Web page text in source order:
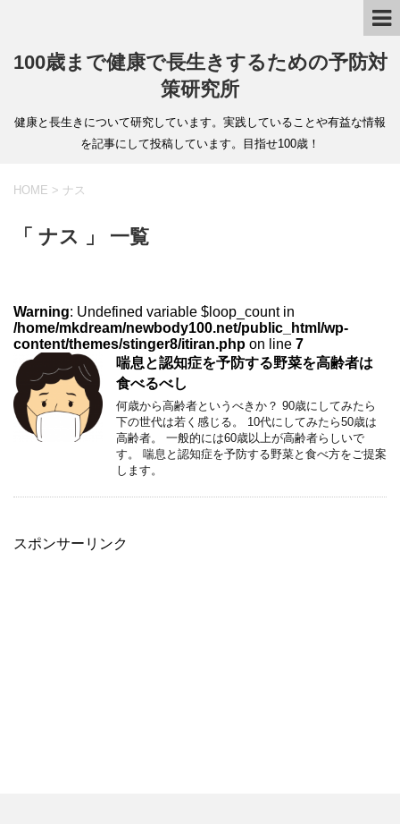
100歳まで健康で長生きするための予防対
策研究所
健康と長生きについて研究しています。実践していることや有益な情報
を記事にして投稿しています。目指せ100歳！
HOME > ナス
「 ナス 」 一覧
Warning: Undefined variable $loop_count in
/home/mkdream/newbody100.net/public_html/wp-
content/themes/stinger8/itiran.php on line 7
喘息と認知症を予防する野菜を高齢者は
食べるべし
何歳から高齢者というべきか？ 90歳にしてみたら
下の世代は若く感じる。 10代にしてみたら50歳は
高齢者。 一般的には60歳以上が高齢者らしいで
す。 喘息と認知症を予防する野菜と食べ方をご提案
します。
スポンサーリンク